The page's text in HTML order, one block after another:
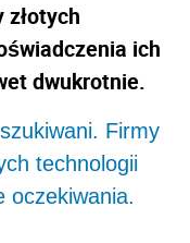
ich
dwukrotnie.
Firmy
technologii
oczekiwania.